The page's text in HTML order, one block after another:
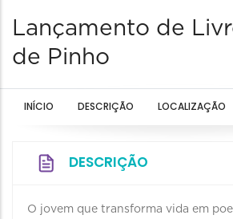
Lançamento de
de Pinho
INÍCIO DESCRIÇÃO LOCALIZAÇÃO
DESCRIÇÃO
O jovem que transforma vida em